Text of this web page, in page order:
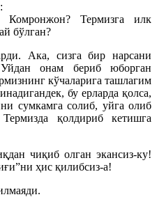
Термизга илк
бўлган?
Ака, сизга бир нарсани
онам бериб юборган
кўчаларига ташлагим
бу ерларда қолса,
сумкамга солиб, уйга олиб
қолдириб кетишга
чиқиб олган экансиз-ку!
ҳис қилибсиз-а!